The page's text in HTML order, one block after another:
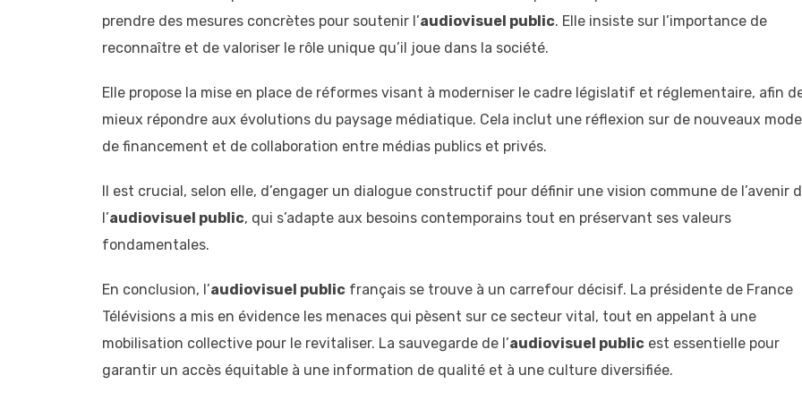
prendre des mesures concrètes pour soutenir l’audiovisuel public. Elle insiste sur l’importance de
reconnaître et de valoriser le rôle unique qu’il joue dans la société.
Elle propose la mise en place de réformes visant à moderniser le cadre législatif et réglementaire, afin
mieux répondre aux évolutions du paysage médiatique. Cela inclut une réflexion sur de nouveaux
de financement et de collaboration entre médias publics et privés.
Il est crucial, selon elle, d’engager un dialogue constructif pour définir une vision commune de l’avenir
l’audiovisuel public, qui s’adapte aux besoins contemporains tout en préservant ses valeurs
fondamentales.
En conclusion, l’audiovisuel public français se trouve à un carrefour décisif. La présidente de France
Télévisions a mis en évidence les menaces qui pèsent sur ce secteur vital, tout en appelant à une
mobilisation collective pour le revitaliser. La sauvegarde de l’audiovisuel public est essentielle pour
garantir un accès équitable à une information de qualité et à une culture diversifiée.